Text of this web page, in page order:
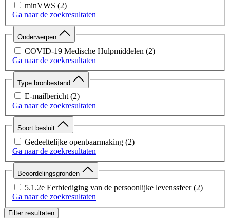
minVWS (2)
Ga naar de zoekresultaten
Onderwerpen
COVID-19 Medische Hulpmiddelen (2)
Ga naar de zoekresultaten
Type bronbestand
E-mailbericht (2)
Ga naar de zoekresultaten
Soort besluit
Gedeeltelijke openbaarmaking (2)
Ga naar de zoekresultaten
Beoordelingsgronden
5.1.2e Eerbiediging van de persoonlijke levenssfeer (2)
Ga naar de zoekresultaten
Filter resultaten